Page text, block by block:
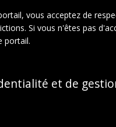
D'ARCHIVAGE
vous acceptez de
Si vous n'êtes pas
portail.
et de